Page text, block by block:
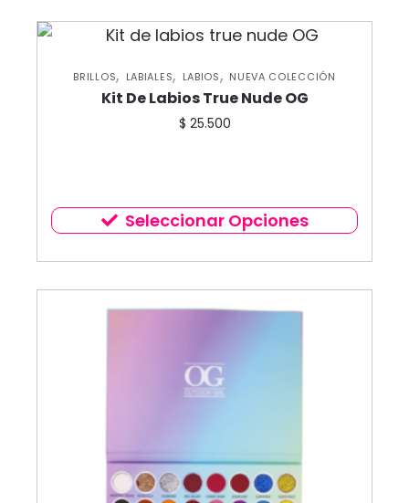
BRILLOS, LABIALES, LABIOS, NUEVA COLECCIÓN
Kit De Labios True Nude OG
$ 25.500
Seleccionar Opciones